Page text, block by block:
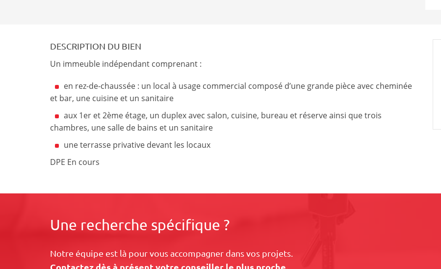
DESCRIPTION DU BIEN
Un immeuble indépendant comprenant :
en rez-de-chaussée : un local à usage commercial composé d’une grande pièce avec cheminée
et bar, une cuisine et un sanitaire
aux 1er et 2ème étage, un duplex avec salon, cuisine, bureau et réserve ainsi que trois
chambres, une salle de bains et un sanitaire
une terrasse privative devant les locaux
DPE En cours
Une recherche spécifique ?
Notre équipe est là pour vous accompagner dans vos projets.